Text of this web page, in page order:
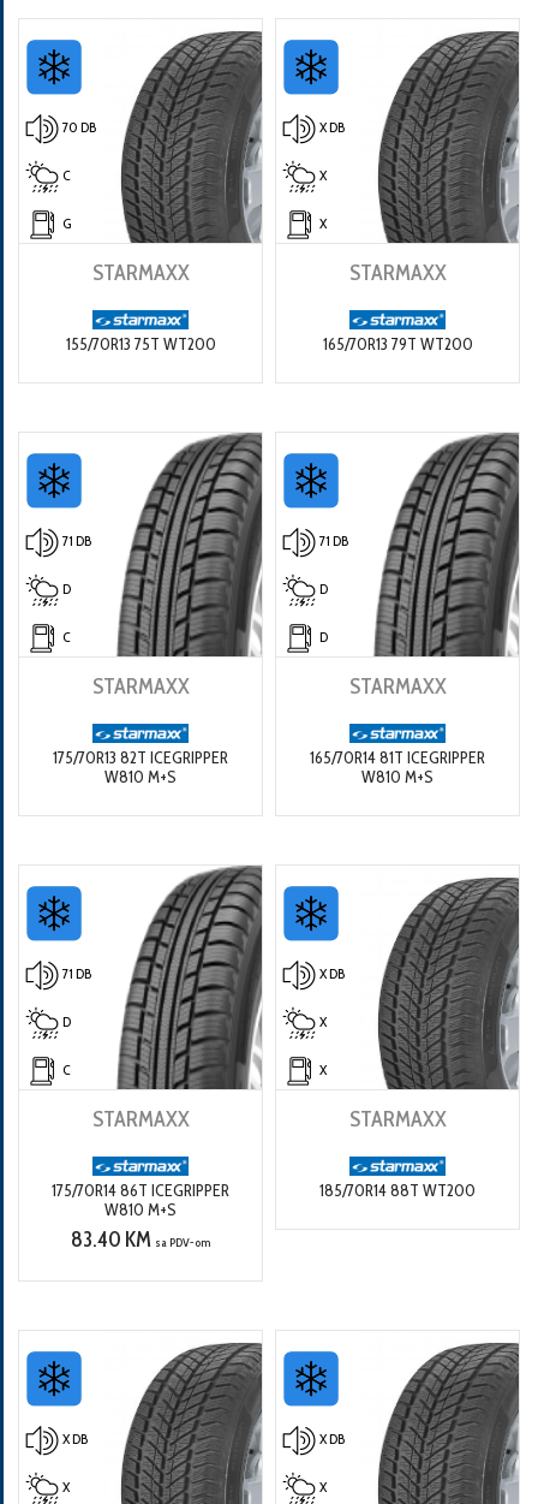
70 DB
C
G
STARMAXX
155/70R13 75T WT200
X DB
X
X
STARMAXX
165/70R13 79T WT200
71 DB
D
C
STARMAXX
175/70R13 82T ICEGRIPPER
W810 M+S
71 DB
D
D
STARMAXX
165/70R14 81T ICEGRIPPER
W810 M+S
71 DB
D
C
STARMAXX
175/70R14 86T ICEGRIPPER
W810 M+S
83.40 KM sa PDV-om
X DB
X
X
STARMAXX
185/70R14 88T WT200
X DB
X
X DB
X